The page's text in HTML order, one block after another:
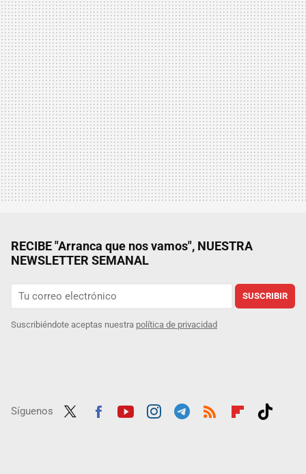
RECIBE "Arranca que nos vamos", NUESTRA
NEWSLETTER SEMANAL
SUSCRIBIR
Suscribiéndote aceptas nuestra política de privacidad
Síguenos